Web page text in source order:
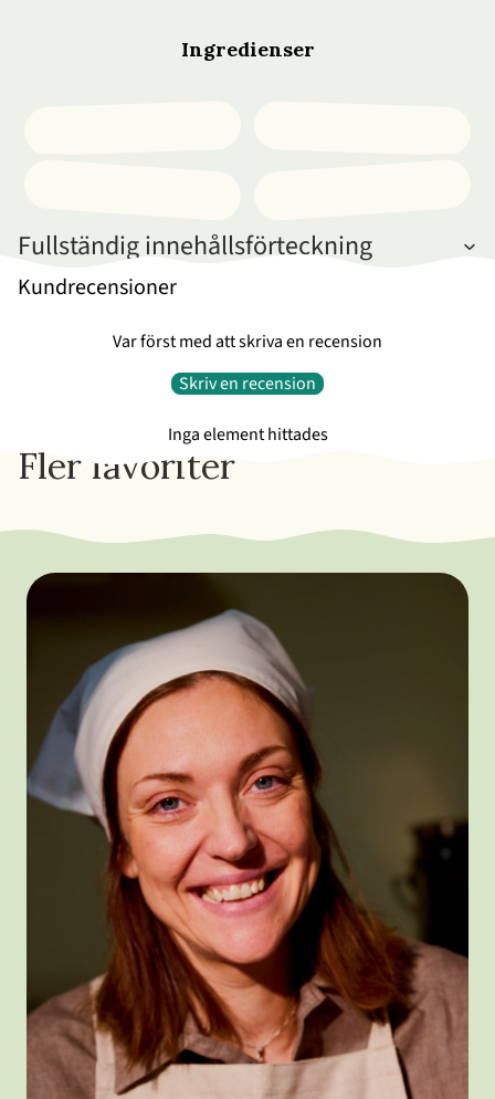
Ingredienser
Fullständig innehållsförteckning
Kundrecensioner
Var först med att skriva en recension
Skriv en recension
Inga element hittades
Fler favoriter